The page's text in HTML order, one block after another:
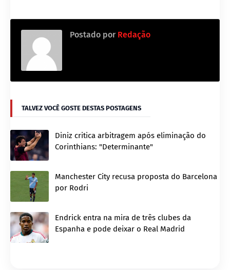
Postado por Redação
TALVEZ VOCÊ GOSTE DESTAS POSTAGENS
Diniz critica arbitragem após eliminação do
Corinthians: "Determinante"
Manchester City recusa proposta do Barcelona
por Rodri
Endrick entra na mira de três clubes da
Espanha e pode deixar o Real Madrid